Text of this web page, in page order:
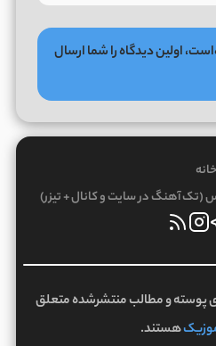
اولین دیدگاه را شما ارسال
خانه
آهنگ در سایت و کانال + تیزر)
و مطالب منتشرشده متعلق
هستند.